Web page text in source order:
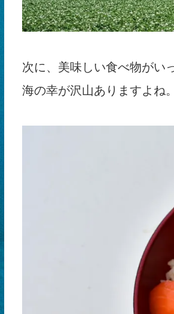
次に、美味しい食べ物がい
海の幸が沢山ありますよね。